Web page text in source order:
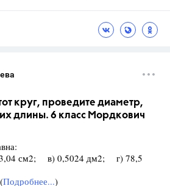
круг, проведите диаметр,
длины. 6 класс Мордкович
см2; в) 0,5024 дм2; г) 78,5
Подробнее...)